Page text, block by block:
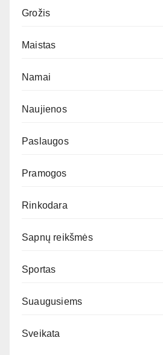
Grožis
Maistas
Namai
Naujienos
Paslaugos
Pramogos
Rinkodara
Sapnų reikšmės
Sportas
Suaugusiems
Sveikata